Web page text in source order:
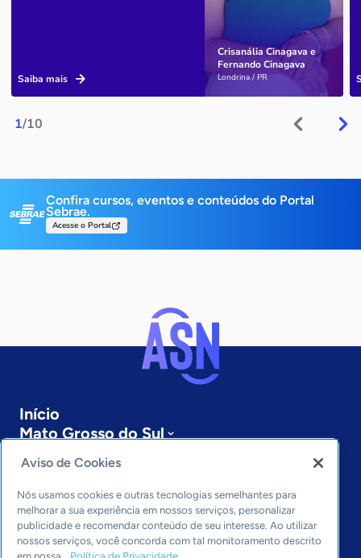
1/10
Crisanália Cinagava e
Fernando Cinagava
Londrina / PR
Saiba mais
Confira cursos, eventos e conteúdos do Portal
Sebrae.
Acesse o Portal
Início
Mato Grosso do Sul
Sobre a ASN
Últimas notícias
Entre em contato
Editorias
Economia & Política
Aviso de Cookies
Nós usamos cookies e outras tecnologias semelhantes para
melhorar a sua experiência em nossos serviços, personalizar
publicidade e recomendar conteúdo de seu interesse. Ao utilizar
nossos serviços, você concorda com tal monitoramento descrito